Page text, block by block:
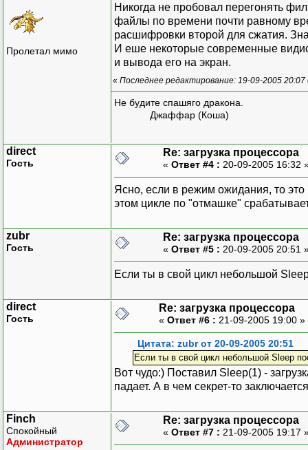
Пролетал мимо
Никогда не пробовал перегонять
файлы по времени почти равному
расшифровки второй для сжатия.
И еше некоторые современные
и вывода его на экран.
« Последнее редактирование: 19-09-2005
Не будите спашяго дракона.
Джаффар (Коша)
direct
Гость
Re: загрузка процессора
« Ответ #4 : 20-09-2005 16:32
Ясно, если в режим ожидания, то
этом цикле по "отмашке"
zubr
Гость
Re: загрузка процессора
« Ответ #5 : 20-09-2005 20:51
Если ты в свой цикл небольшой
direct
Гость
Re: загрузка процессора
« Ответ #6 : 21-09-2005 19:00 »
Цитата: zubr от 20-09-2005 20:51
Если ты в свой цикл небольшой Sleep
Вот чудо:) Поставил Sleep(1) -
падает. А в чем секрет-то
Finch
Спокойный
Администратор
Re: загрузка процессора
« Ответ #7 : 21-09-2005 19:17